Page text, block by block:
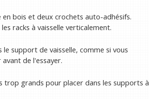
bois et deux crochets auto-adhésifs.
racks à vaisselle verticalement.
support de vaisselle, comme si vous
de l'essayer.
grands pour placer dans les supports à